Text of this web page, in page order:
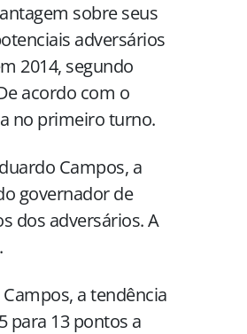
sobre seus
adversários
2014, segundo
acordo com o
no primeiro turno.
Campos, a
governador de
dos adversários. A
a tendência
para 13 pontos a